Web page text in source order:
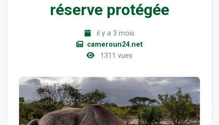
réserve protégée
il y a 3 mois
cameroun24.net
1311 vues